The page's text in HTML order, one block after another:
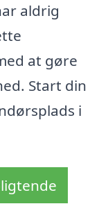
aldrig
at gøre
Start din
i